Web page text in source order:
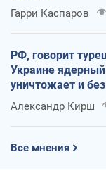
Гарри Каспаров
РФ, говорит
Украине
уничтожает и без
Александр Кирш
Все мнения